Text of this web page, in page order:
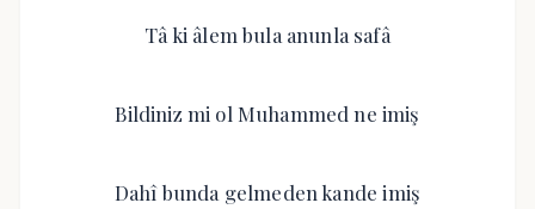
Tâ ki âlem bula anunla safâ
Bildiniz mi ol Muhammed ne imiş
Dahî bunda gelmeden kande imiş